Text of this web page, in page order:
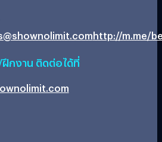
http://m.me/
กงาน ติดต่อได้ที่